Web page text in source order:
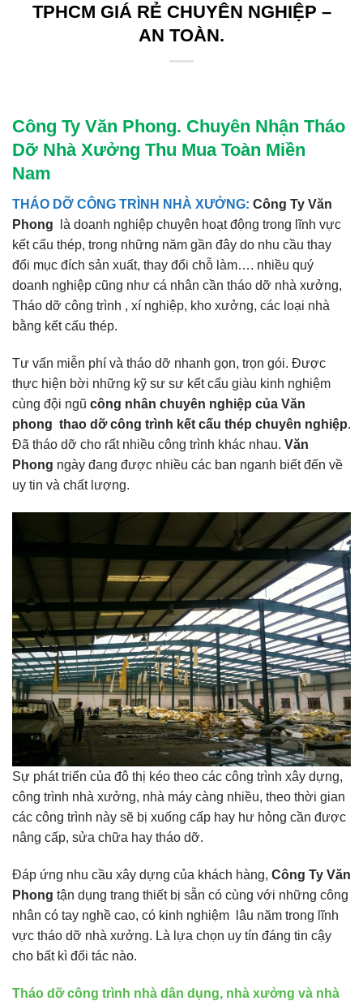
TPHCM GIÁ RẺ CHUYÊN NGHIỆP –
AN TOÀN.
Công Ty Văn Phong. Chuyên Nhận Tháo
Dỡ Nhà Xưởng Thu Mua Toàn Miền
Nam
THÁO DỠ CÔNG TRÌNH NHÀ XƯỞNG: Công Ty Văn
Phong
là doanh nghiệp chuyên hoạt động trong lĩnh vực
kết cấu thép, trong những năm gần đây do nhu cầu thay
đổi mục đích sản xuất, thay đổi chỗ làm…. nhiều quý
doanh nghiệp cũng như cá nhân cần tháo dỡ nhà xưởng,
Tháo dỡ công trình , xí nghiệp, kho xưởng, các loại nhà
bằng kết cấu thép.
Tư vấn miễn phí và tháo dỡ nhanh gọn, trọn gói. Được
thực hiện bời những kỹ sư sư kết cấu giàu kinh nghiệm
cùng đội ngũ công nhân chuyên nghiệp của Văn
phong thao dỡ công trình kết cấu thép chuyên nghiệp.
Đã tháo dỡ cho rất nhiều công trình khác nhau. Văn
Phong ngày đang được nhiều các ban nganh biết đến về
uy tin và chất lượng.
Sự phát triển của đô thị kéo theo các công trình xây dựng,
công trình nhà xưởng, nhà máy càng nhiều, theo thời gian
các công trình này sẽ bị xuống cấp hay hư hỏng cần được
nâng cấp, sửa chữa hay tháo dỡ.
Đáp ứng nhu cầu xây dựng của khách hàng, Công Ty Văn
Phong tận dụng trang thiết bị sẵn có cùng với những công
nhân có tay nghề cao, có kinh nghiệm lâu năm trong lĩnh
vực tháo dỡ nhà xưởng. Là lựa chọn uy tín đáng tin cậy
cho bất kì đối tác nào.
Tháo dỡ công trình nhà dân dụng, nhà xưởng và nhà